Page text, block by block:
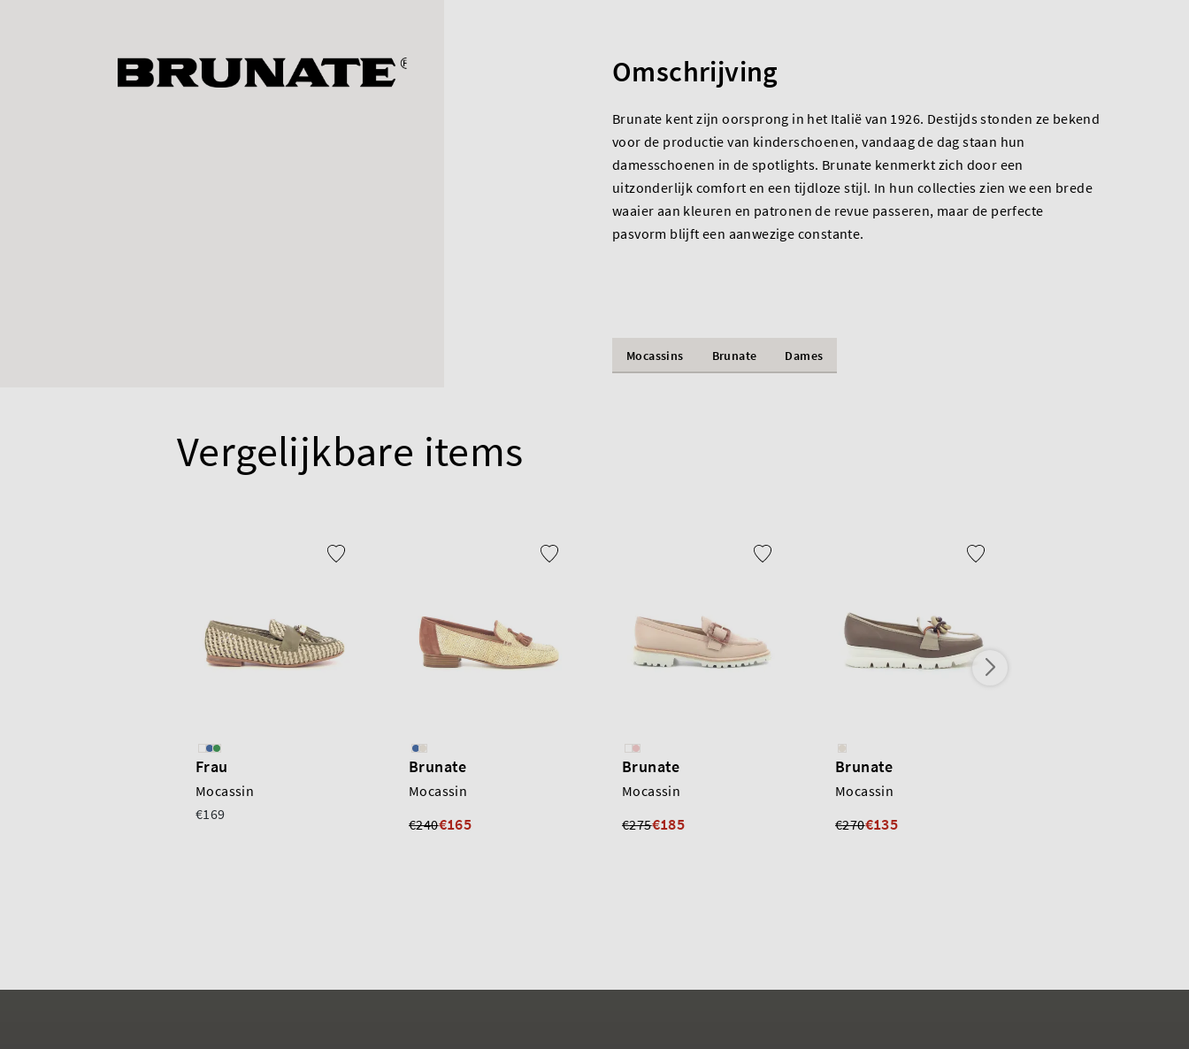
Omschrijving
Brunate kent zijn oorsprong in het Italië van 1926. Destijds stonden ze bekend
voor de productie van kinderschoenen, vandaag de dag staan hun
damesschoenen in de spotlights. Brunate kenmerkt zich door een
uitzonderlijk comfort en een tijdloze stijl. In hun collecties zien we een brede
waaier aan kleuren en patronen de revue passeren, maar de perfecte
pasvorm blijft een aanwezige constante.
Mocassins Brunate Dames
Vergelijkbare items
Frau
Mocassin
€169
Brunate
Mocassin
€240€165
Brunate
Mocassin
€275€185
Brunate
Mocassin
€270€135